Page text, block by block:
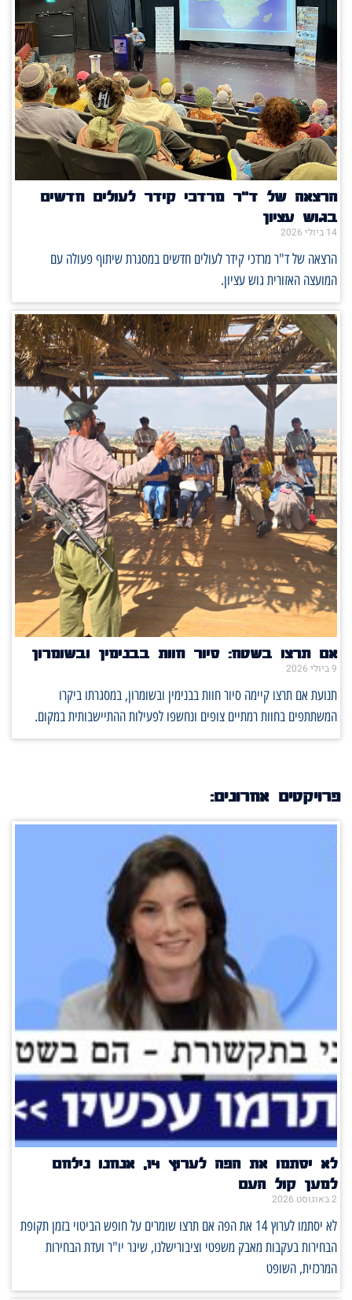
הרצאה של ד"ר מרדכי קידר לעולים חדשים
בגוש עציון
14 ביולי 2026
הרצאה של ד"ר מרדכי קידר לעולים חדשים במסגרת שיתוף פעולה עם
המועצה האזורית גוש עציון.
אם תרצו בשטח: סיור חוות בבנימין ובשומרון
9 ביולי 2026
תנועת אם תרצו קיימה סיור חוות בבנימין ובשומרון, במסגרתו ביקרו
המשתתפים בחוות רמתיים צופים ונחשפו לפעילות ההתיישבותית במקום.
פרויקטים אחרונים:
לא יסתמו את הפה לערוץ 14, אנחנו נילחם
למען קול העם
2 באוגוסט 2026
לא יסתמו לערוץ 14 את הפה אם תרצו שומרים על חופש הביטוי בזמן תקופת
הבחירות בעקבות מאבק משפטי וציבורישלנו, שיגר יו"ר ועדת הבחירות
המרכזית, השופט